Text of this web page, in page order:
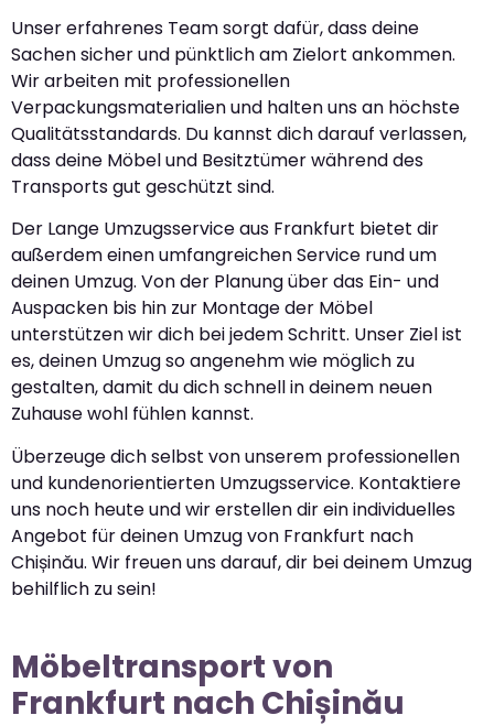
Unser erfahrenes Team sorgt dafür, dass deine
Sachen sicher und pünktlich am Zielort ankommen.
Wir arbeiten mit professionellen
Verpackungsmaterialien und halten uns an höchste
Qualitätsstandards. Du kannst dich darauf verlassen,
dass deine Möbel und Besitztümer während des
Transports gut geschützt sind.
Der Lange Umzugsservice aus Frankfurt bietet dir
außerdem einen umfangreichen Service rund um
deinen Umzug. Von der Planung über das Ein- und
Auspacken bis hin zur Montage der Möbel
unterstützen wir dich bei jedem Schritt. Unser Ziel ist
es, deinen Umzug so angenehm wie möglich zu
gestalten, damit du dich schnell in deinem neuen
Zuhause wohl fühlen kannst.
Überzeuge dich selbst von unserem professionellen
und kundenorientierten Umzugsservice. Kontaktiere
uns noch heute und wir erstellen dir ein individuelles
Angebot für deinen Umzug von Frankfurt nach
Chișinău. Wir freuen uns darauf, dir bei deinem Umzug
behilflich zu sein!
Möbeltransport von
Frankfurt nach Chișinău